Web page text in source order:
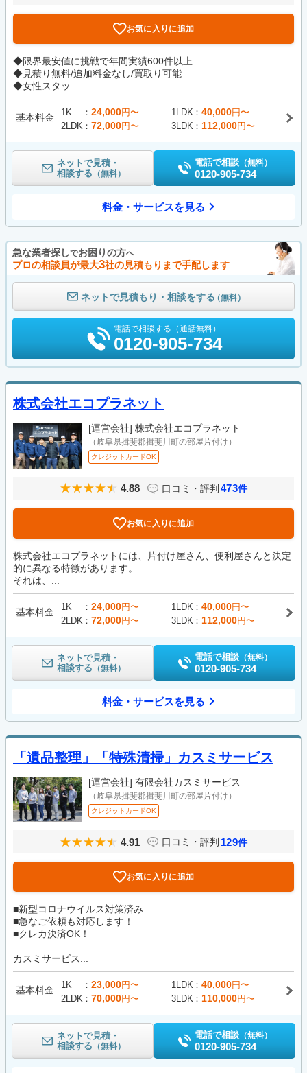
お気に入りに追加
◆限界最安値に挑戦で年間実績600件以上
◆見積り無料/追加料金なし/買取り可能
◆女性スタッ...
基本料金 1K 24,000円〜 1LDK 40,000円〜
2LDK
72,000円〜 3LDK 112,000円〜
ネットで見積・
相談する （無料）
電話で相談 （無料）
0120-905-734
料金・サービスを見る
急な業者探しでお困りの方へ
プロの相談員が最大3社の見積もりまで手配します
ネットで見積もり・相談をする（無料）
電話で相談する（通話無料）
0120-905-734
株式会社エコプラネット
[運営会社] 株式会社エコプラネット
（岐阜県揖斐郡揖斐川町の部屋片付け）
クレジットカードOK
4.88 口コミ・評判 473件
お気に入りに追加
株式会社エコプラネットには、片付け屋さん、便利屋さんと決定
的に異なる特徴があります。
それは、...
基本料金 1K 24,000円〜 1LDK 40,000円〜
2LDK
72,000円〜 3LDK 112,000円〜
ネットで見積・
相談する （無料）
電話で相談 （無料）
0120-905-734
料金・サービスを見る
「遺品整理」「特殊清掃」カスミサービス
[運営会社] 有限会社カスミサービス
（岐阜県揖斐郡揖斐川町の部屋片付け）
クレジットカードOK
4.91 口コミ・評判 129件
お気に入りに追加
■新型コロナウイルス対策済み
■急なご依頼も対応します！
■クレカ決済OK！
カスミサービス...
基本料金 1K 23,000円〜 1LDK 40,000円〜
2LDK
70,000円〜 3LDK 110,000円〜
ネットで見積・
相談する （無料）
電話で相談 （無料）
0120-905-734